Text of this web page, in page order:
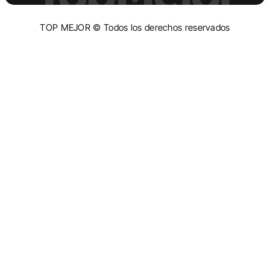
TOP MEJOR © Todos los derechos reservados